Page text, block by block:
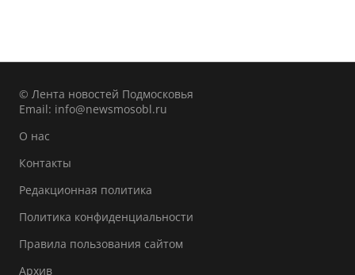
© Лента новостей Подмосковья
Email: info@newsmosobl.ru
О нас
Контакты
Редакционная политика
Политика конфиденциальности
Правила пользования сайтом
Архив